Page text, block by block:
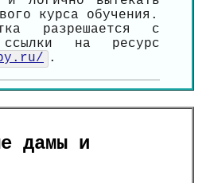
курса обучения.
разрешается с
ссылки на ресурс
.
дамы и